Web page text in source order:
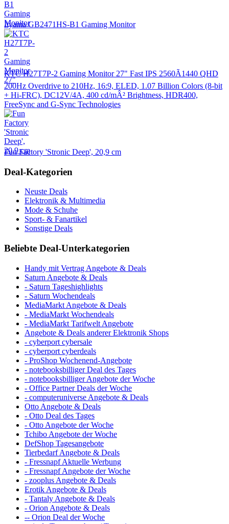
Iiyama GB2471HS-B1 Gaming Monitor
KTC H27T7P-2 Gaming Monitor 27" Fast IPS 2560Ã1440 QHD
200Hz Overdrive to 210Hz, 16:9, ELED, 1.07 Billion Colors (8-bit
+ Hi-FRC), DC12V/4A, 400 cd/mÂ² Brightness, HDR400,
FreeSync and G-Sync Technologies
Fun Factory 'Stronic Deep', 20,9 cm
Deal-Kategorien
Neuste Deals
Elektronik & Multimedia
Mode & Schuhe
Sport- & Fanartikel
Sonstige Deals
Beliebte Deal-Unterkategorien
Handy mit Vertrag Angebote & Deals
Saturn Angebote & Deals
- Saturn Tageshighlights
- Saturn Wochendeals
MediaMarkt Angebote & Deals
- MediaMarkt Wochendeals
- MediaMarkt Tarifwelt Angebote
Angebote & Deals anderer Elektronik Shops
- cyberport cybersale
- cyberport cyberdeals
- ProShop Wochenend-Angebote
- notebooksbilliger Deal des Tages
- notebooksbilliger Angebote der Woche
- Office Partner Deals der Woche
- computeruniverse Angebote & Deals
Otto Angebote & Deals
- Otto Deal des Tages
- Otto Angebote der Woche
Tchibo Angebote der Woche
DefShop Tagesangebote
Tierbedarf Angebote & Deals
- Fressnapf Aktuelle Werbung
- Fressnapf Angebote der Woche
- zooplus Angebote & Deals
Erotik Angebote & Deals
- Tantaly Angebote & Deals
- Orion Angebote & Deals
-- Orion Deal der Woche